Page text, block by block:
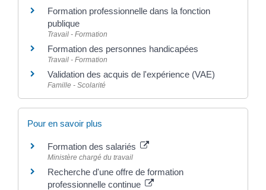
Formation professionnelle dans la fonction
publique
Travail - Formation
Formation des personnes handicapées
Travail - Formation
Validation des acquis de l'expérience (VAE)
Famille - Scolarité
Pour en savoir plus
Formation des salariés
Ministère chargé du travail
Recherche d'une offre de formation
professionnelle continue